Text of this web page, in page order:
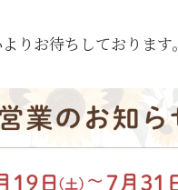
りお待ちしております。